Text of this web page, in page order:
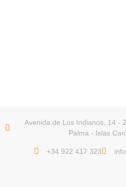
Avenida de Los Indianos, 14 -
Palma - Islas
+34 922 417 323